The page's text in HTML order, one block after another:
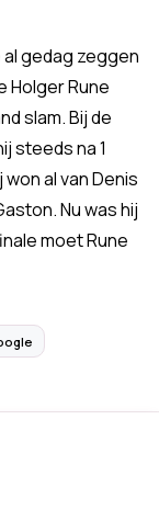
gedag zeggen
Holger Rune
slam. Bij de
steeds na 1
al van Denis
Nu was hij
moet Rune